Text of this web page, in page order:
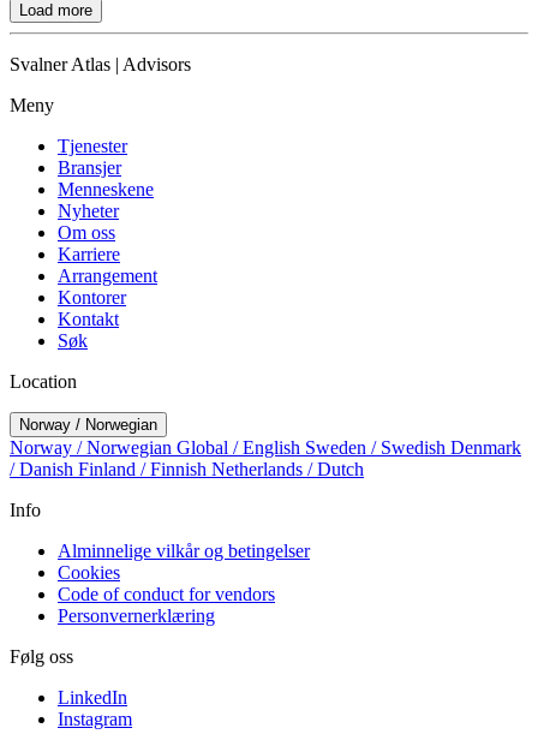
Load more
Svalner Atlas | Advisors
Meny
Tjenester
Bransjer
Menneskene
Nyheter
Om oss
Karriere
Arrangement
Kontorer
Kontakt
Søk
Location
Norway / Norwegian
Norway / Norwegian Global / English Sweden / Swedish Denmark
/ Danish Finland / Finnish Netherlands / Dutch
Info
Alminnelige vilkår og betingelser
Cookies
Code of conduct for vendors
Personvernerklæring
Følg oss
LinkedIn
Instagram